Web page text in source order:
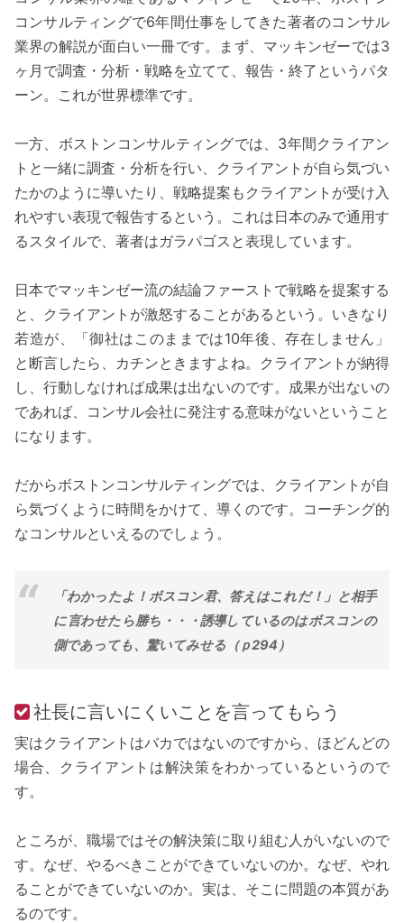
コンサルティングで6年間仕事をしてきた著者のコンサル
業界の解説が面白い一冊です。まず、マッキンゼーでは3
ヶ月で調査・分析・戦略を立てて、報告・終了というパタ
ーン。これが世界標準です。
一方、ボストンコンサルティングでは、3年間クライアン
トと一緒に調査・分析を行い、クライアントが自ら気づい
たかのように導いたり、戦略提案もクライアントが受け入
れやすい表現で報告するという。これは日本のみで通用す
るスタイルで、著者はガラパゴスと表現しています。
日本でマッキンゼー流の結論ファーストで戦略を提案する
と、クライアントが激怒することがあるという。いきなり
若造が、「御社はこのままでは10年後、存在しません」
と断言したら、カチンときますよね。クライアントが納得
し、行動しなければ成果は出ないのです。成果が出ないの
であれば、コンサル会社に発注する意味がないということ
になります。
だからボストンコンサルティングでは、クライアントが自
ら気づくように時間をかけて、導くのです。コーチング的
なコンサルといえるのでしょう。
「わかったよ！ボスコン君、答えはこれだ！」と相手
に言わせたら勝ち・・・誘導しているのはボスコンの
側であっても、驚いてみせる（ｐ294）
社長に言いにくいことを言ってもらう
実はクライアントはバカではないのですから、ほどんどの
場合、クライアントは解決策をわかっているというので
す。
ところが、職場ではその解決策に取り組む人がいないので
す。なぜ、やるべきことができていないのか。なぜ、やれ
ることができていないのか。実は、そこに問題の本質があ
るのです。